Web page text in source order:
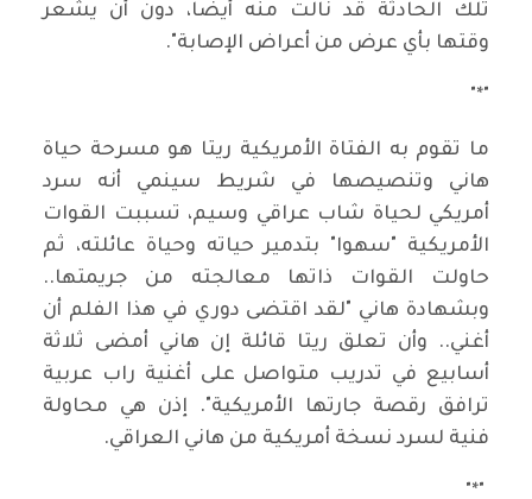
تلك الحادثة قد نالت منه أيضا، دون أن يشعر
وقتها بأي عرض من أعراض الإصابة".
"*"
ما تقوم به الفتاة الأمريكية ريتا هو مسرحة حياة
هاني وتنصيصها في شريط سينمي أنه سرد
أمريكي لحياة شاب عراقي وسيم، تسببت القوات
الأمريكية "سهوا" بتدمير حياته وحياة عائلته، ثم
حاولت القوات ذاتها معالجته من جريمتها..
وبشهادة هاني "لقد اقتضى دوري في هذا الفلم أن
أغني.. وأن تعلق ريتا قائلة إن هاني أمضى ثلاثة
أسابيع في تدريب متواصل على أغنية راب عربية
ترافق رقصة جارتها الأمريكية". إذن هي محاولة
فنية لسرد نسخة أمريكية من هاني العراقي.
"*"